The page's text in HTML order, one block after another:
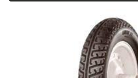
Alicate de Pressão Gedore - Cod 01856
Alicate para Abracadeira 3/16" x 1.3/16"
Alicate para Anéis Externos Bico Reto -
Alicate para Anéis Externos com Bico
Alicate para Anéis Internos Bico Curvo -